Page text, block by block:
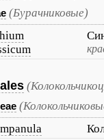
(Бурачниковые)